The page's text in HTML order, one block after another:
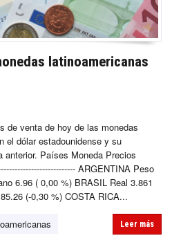
latinoamericanas
de venta de hoy de las monedas
el dólar estadounidense y su
anterior. Países Moneda Precios
ARGENTINA Peso
6.96 ( 0,00 %) BRASIL Real 3.861
(-0,30 %) COSTA RICA...
Leer más